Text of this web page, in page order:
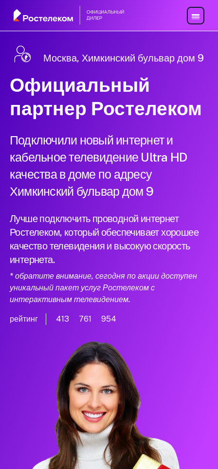
Москва, Химкинский бульвар дом 9
Официальный
партнер Ростелеком
Подключили новый интернет и
кабельное телевидение Ultra HD
качества в доме по адресу
Химкинский бульвар дом 9
Лучше подключить проводной интернет
Ростелеком, который обеспечивает хорошее
качество телевидения и высокую скорость
интернета.
* обратите внимание, сегодня по акции доступен
уникальный пакет услуг Ростелеком с
интерактивным телевидением.
рейтинг 413 761 954